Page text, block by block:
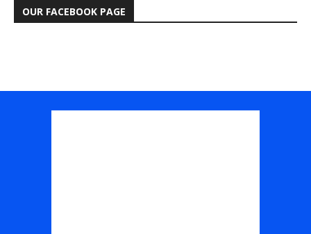
OUR FACEBOOK PAGE